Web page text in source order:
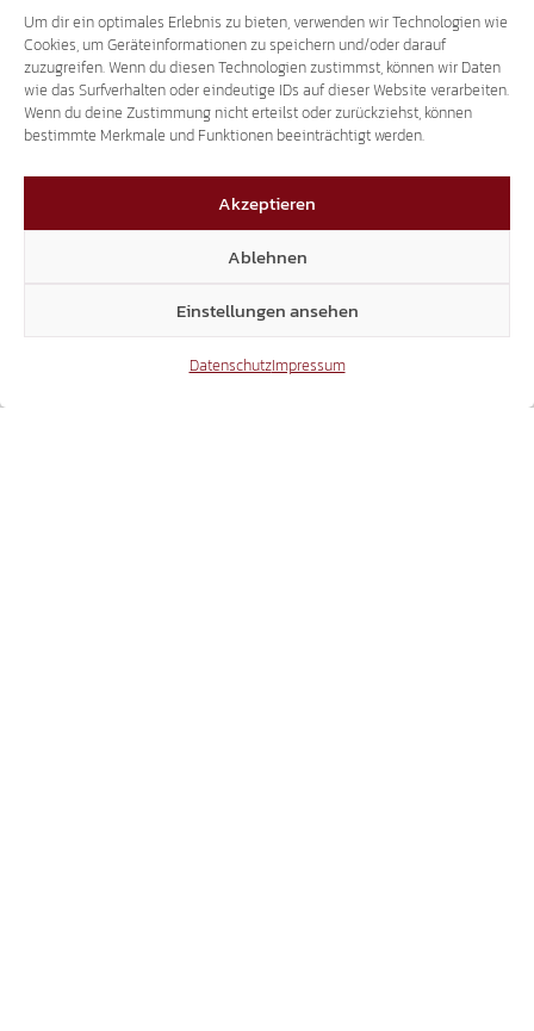
Um dir ein optimales Erlebnis zu bieten, verwenden wir Technologien wie
Cookies, um Geräteinformationen zu speichern und/oder darauf
zuzugreifen. Wenn du diesen Technologien zustimmst, können wir Daten
wie das Surfverhalten oder eindeutige IDs auf dieser Website verarbeiten.
Wenn du deine Zustimmung nicht erteilst oder zurückziehst, können
bestimmte Merkmale und Funktionen beeinträchtigt werden.
Akzeptieren
Ablehnen
Einstellungen ansehen
DatenschutzImpressum
REKORDHAUSHALT NUTZEN
SÜD-TIROLER FREIHEIT SCHLÄGT
ENTLASTUNG BEI KFZ-STEUER VOR